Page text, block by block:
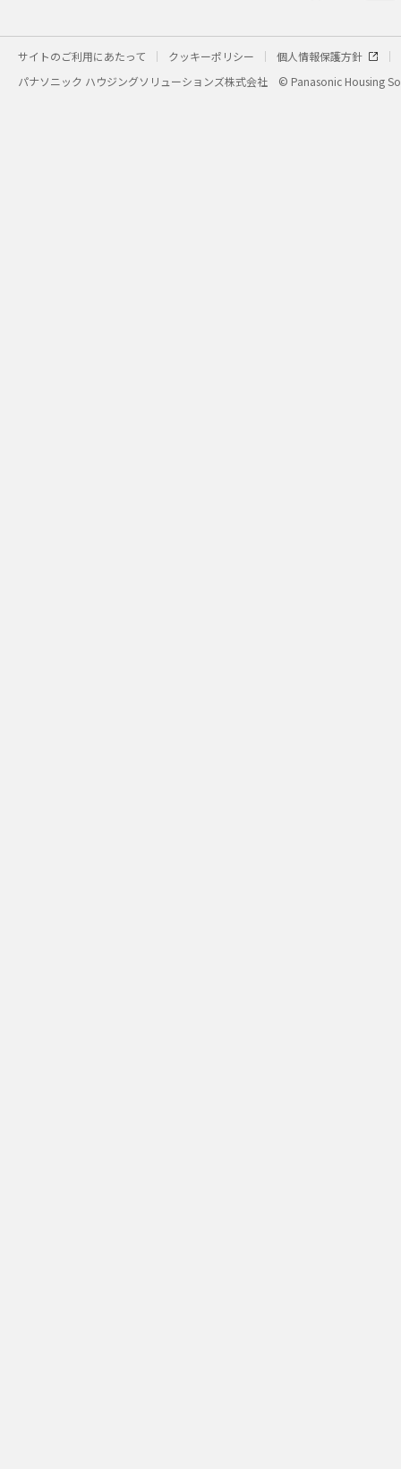
サイトのご利用にあたって クッキーポリシー
個人情報保護方針
パナソニック ハウジングソリューションズ株式会社
© Panasonic Housing